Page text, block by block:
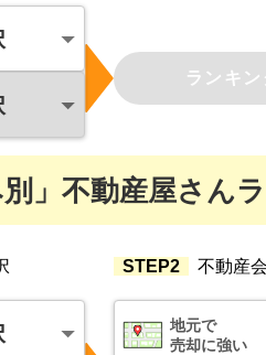
ランキ
」 不動産屋さん
STEP2 不動産
地元で
売却に強い